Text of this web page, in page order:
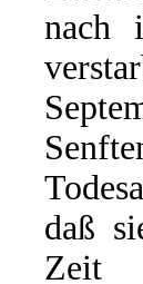
nach
daß
Zeit